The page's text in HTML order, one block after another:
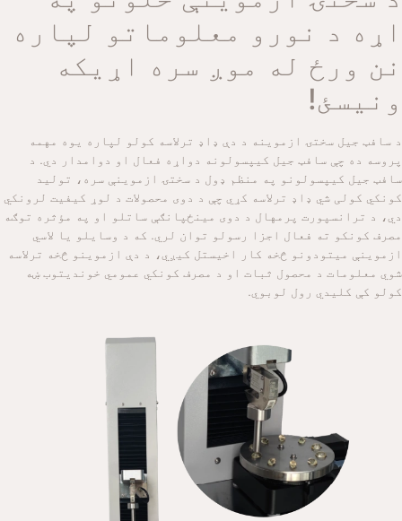
اړه د نورو معلوماتو لپاره
نن ورځ له موږ سره اړیکه
ونیسئ!
د سافټ جیل سختۍ ازموینه د دې ډاډ ترلاسه کولو لپاره یوه مهمه
پروسه ده چې سافټ جیل کیپسولونه دواړه فعال او دوامدار دي. د
سافټ جیل کیپسولونو په منظم ډول د سختۍ ازموینې سره، تولید
کونکي کولی شي ډاډ ترلاسه کړي چې د دوی محصولات د لوړ کیفیت لرونکي
دي، د ترانسپورت پرمهال د دوی مینځپانګې ساتلو او په مؤثره توګه
مصرف کونکو ته فعال اجزا رسولو توان لري. که د وسایلو یا لاسي
ازموینې میتودونو څخه کار اخیستل کیږي، د دې ازموینو څخه ترلاسه
شوي معلومات د محصول ثبات او د مصرف کونکي عمومي خوندیتوب ښه
کولو کې کلیدي رول لوبوي.